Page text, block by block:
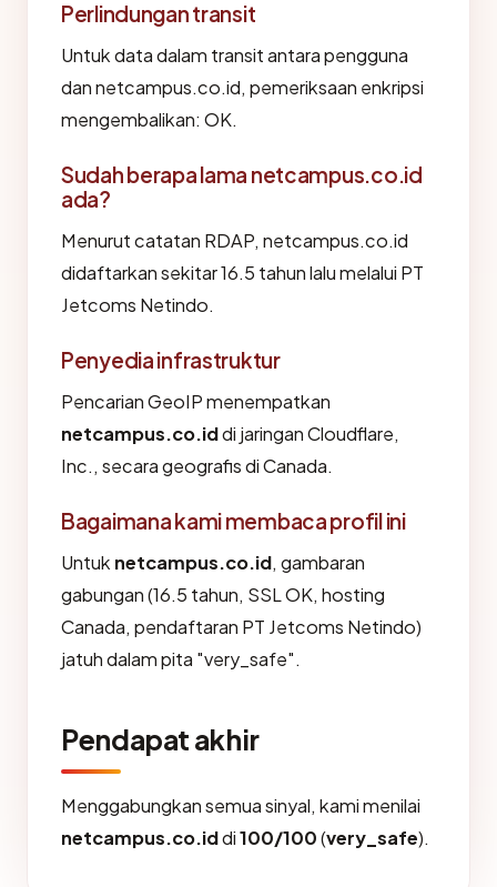
Perlindungan transit
Untuk data dalam transit antara pengguna
dan netcampus.co.id, pemeriksaan enkripsi
mengembalikan: OK.
Sudah berapa lama netcampus.co.id
ada?
Menurut catatan RDAP, netcampus.co.id
didaftarkan sekitar 16.5 tahun lalu melalui PT
Jetcoms Netindo.
Penyedia infrastruktur
Pencarian GeoIP menempatkan
netcampus.co.iddi jaringan Cloudflare,
Inc., secara geografis di Canada.
Bagaimana kami membaca profil ini
Untuk netcampus.co.id, gambaran
gabungan (16.5 tahun, SSL OK, hosting
Canada, pendaftaran PT Jetcoms Netindo)
jatuh dalam pita "very_safe".
Pendapat akhir
Menggabungkan semua sinyal, kami menilai
netcampus.co.iddi100/100(very_safe).